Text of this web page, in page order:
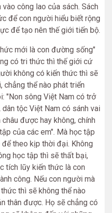
công lao của sách. Sách
để con người hiểu biết rộng
để tạo nên thế giới tiến bộ.
mới là con đường sống"
có tri thức thì thế giới cứ
không có kiến thức thì sẽ
chẳng thể nào phát triển
"Non sông Việt Nam có trở
tộc Việt Nam có sánh vai
được hay không, chính
của các em". Mà học tập
theo kịp thời đại. Không
học tập thì sẽ thất bại,
tích lũy kiến thức là con
công. Nếu con người mà
thì sẽ không thể nào
thân được. Họ sẽ chẳng có